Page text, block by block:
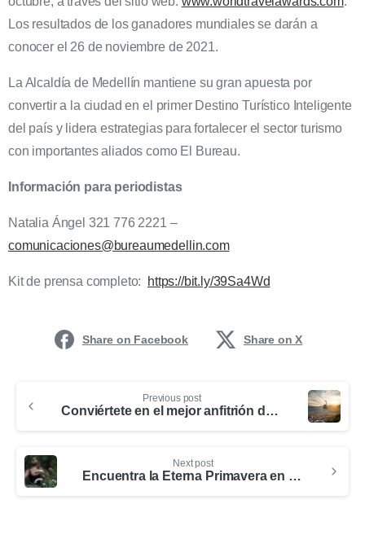
Los resultados de los ganadores mundiales se darán a
conocer el 26 de noviembre de 2021.
La Alcaldía de Medellín mantiene su gran apuesta por
convertir a la ciudad en el primer Destino Turístico Inteligente
del país y lidera estrategias para fortalecer el sector turismo
con importantes aliados como El Bureau.
Información para periodistas
Natalia Ángel 321 776 2221 –
comunicaciones@bureaumedellin.com
Kit de prensa completo: https://bit.ly/39Sa4Wd
Share on Facebook Share on X
Previous post
Conviértete en el mejor anfitrión de nuestra ciudad. ¡Fórmate en CULTURA TURÍSTICA!
Next post
Encuentra la Eterna Primavera en los parques y jardines de Medellín